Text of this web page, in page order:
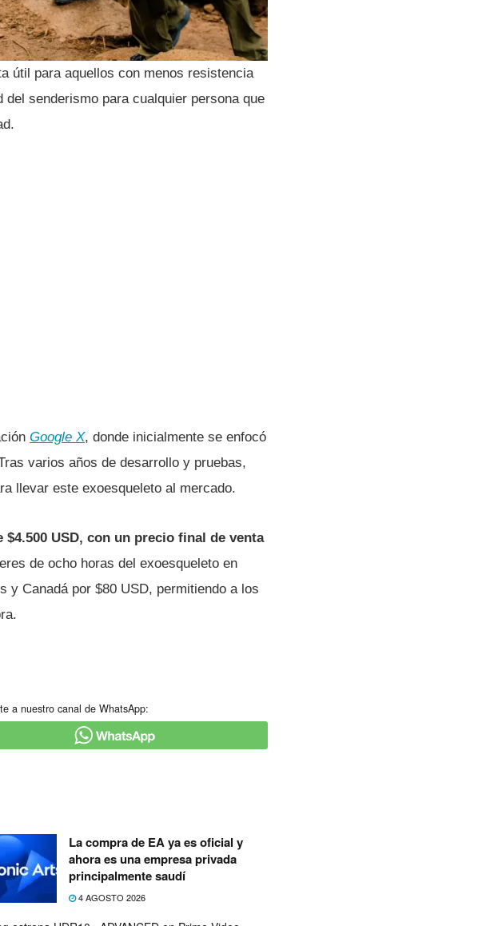
útil para aquellos con menos resistencia
senderismo para cualquier persona que
Google X, donde inicialmente se enfocó
varios años de desarrollo y pruebas,
llevar este exoesqueleto al mercado.
USD, con un precio final de venta
de ocho horas del exoesqueleto en
y Canadá por $80 USD, permitiendo a los
a nuestro canal de WhatsApp:
La compra de EA ya es oficial y
ahora es una empresa privada
principalmente saudí
4 AGOSTO 2026